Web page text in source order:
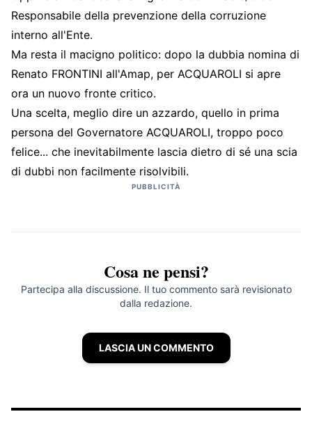
Responsabile della prevenzione della corruzione
interno all'Ente.
Ma resta il macigno politico: dopo la dubbia nomina di
Renato FRONTINI all'Amap, per ACQUAROLI si apre
ora un nuovo fronte critico.
Una scelta, meglio dire un azzardo, quello in prima
persona del Governatore ACQUAROLI, troppo poco
felice... che inevitabilmente lascia dietro di sé una scia
di dubbi non facilmente risolvibili.
PUBBLICITÀ
Cosa ne pensi?
Partecipa alla discussione. Il tuo commento sarà revisionato
dalla redazione.
LASCIA UN COMMENTO